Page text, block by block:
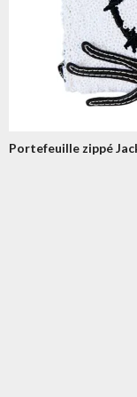
Portefeuille zippé